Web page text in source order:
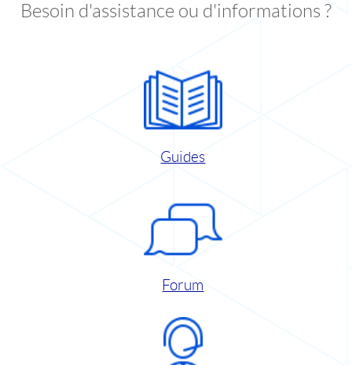
Besoin d'assistance ou d'informations ?
Guides
Forum